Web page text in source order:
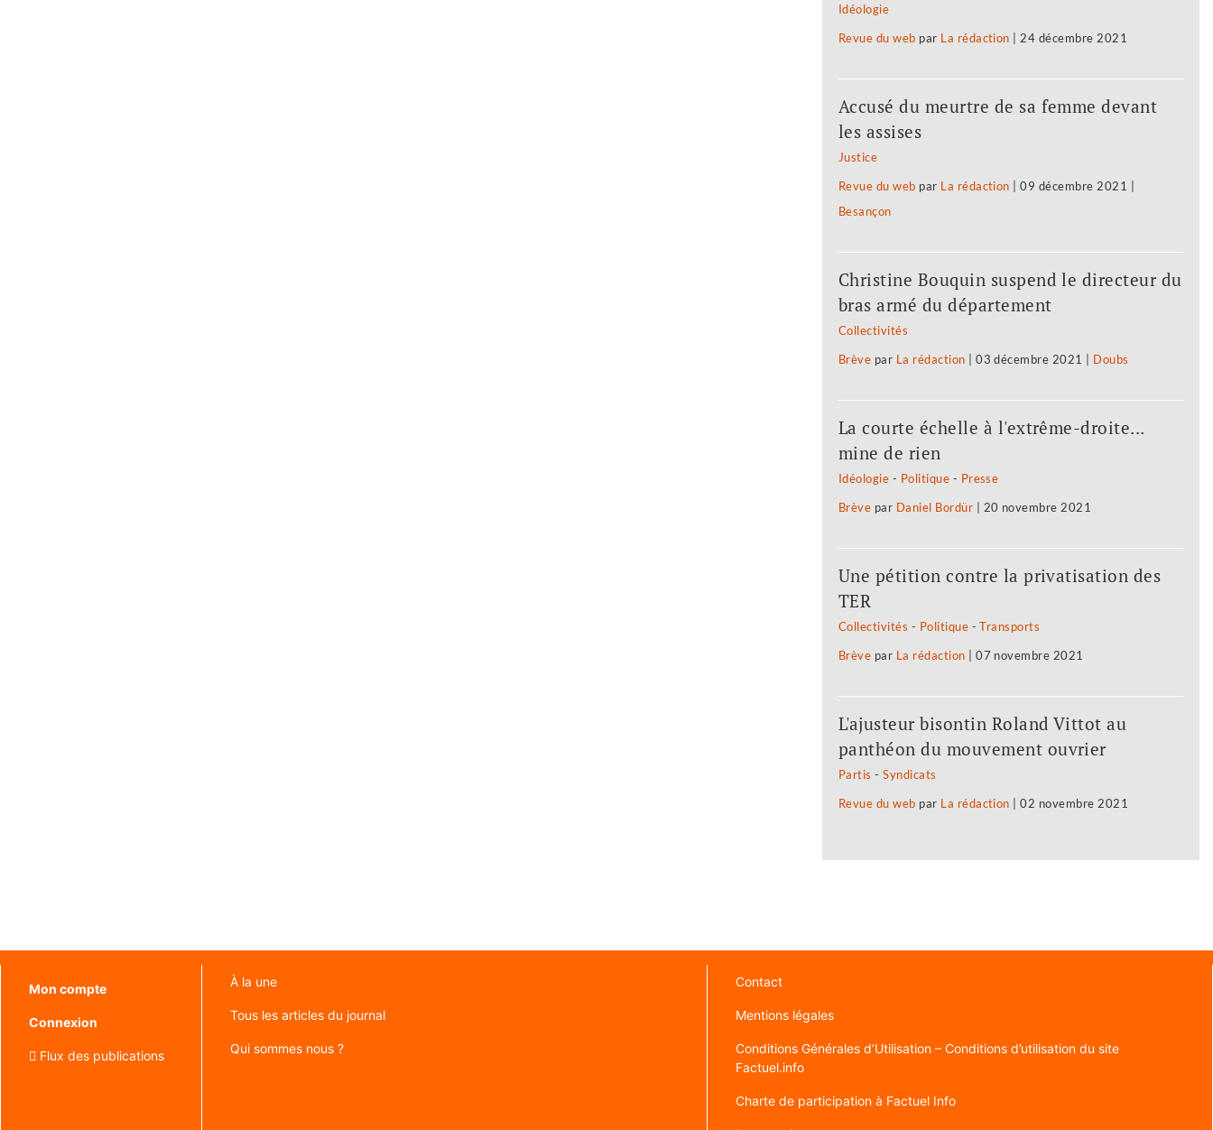
Idéologie
Revue du web par La rédaction 24 décembre 2021
Accusé du meurtre de sa femme devant
les assises
Justice
Revue du web par La rédaction |09 décembre 2021
Besançon
Christine Bouquin suspend le directeur du
bras armé du département
Collectivités
Brève par La rédaction |03 décembre 2021 Doubs
La courte échelle à l'extrême-droite...
mine de rien
Idéologie - Politique - Presse
Brève par Daniel Bordür 20 novembre 2021
Une pétition contre la privatisation des
TER
Collectivités - Politique -Transports
Brève par La rédaction |07 novembre 2021
L'ajusteur bisontin Roland Vittot au
panthéon du mouvement ouvrier
Partis -Syndicats
Revue du web par La rédaction |02 novembre 2021
Mon compte
Connexion
Flux des publications
À la une
Tous les articles du journal
Qui sommes nous ?
Contact
Mentions légales
Conditions Générales d’Utilisation – Conditions d’utilisation du site
Factuel.info
Charte de participation à Factuel Info